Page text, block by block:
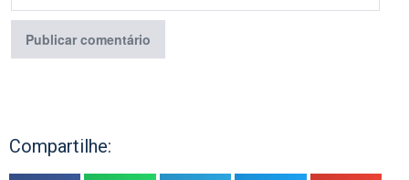
Compartilhe: